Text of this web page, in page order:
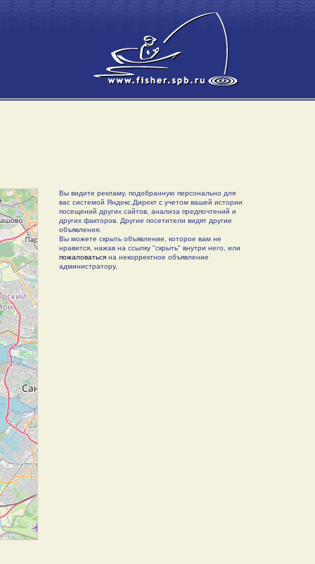
Вы видите рекламу, подобранную персонально для
вас системой Яндекс.Директ с учетом вашей истории
посещений других сайтов, анализа предпочтений и
других факторов. Другие посетители видят другие
объявления.
Вы можете скрыть объявление, которое вам не
нравится, нажав на ссылку "скрыть" внутри него, или
пожаловатьсяна некорректное объявление
администратору.